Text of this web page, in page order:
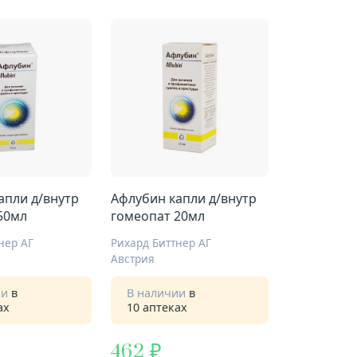
д/внутр
АГ
в
Афлубин капли д/внутр
гомеопат 20мл
Рихард Биттнер АГ
Австрия
В наличии в
10 аптеках
462